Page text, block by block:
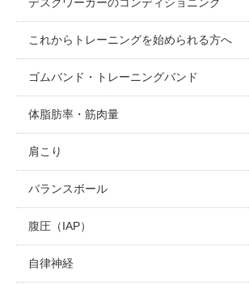
これからトレーニングを始められる方へ
ゴムバンド・トレーニングバンド
体脂肪率・筋肉量
肩こり
バランスボール
腹圧（IAP）
自律神経